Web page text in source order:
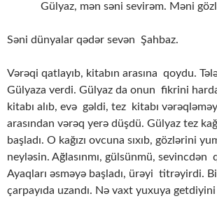
Gülyaz, mən səni sevirəm. Məni
Səni dünyalar qədər sevən Şahbaz.
Vərəqi qatlayıb, kitabın arasına qoydu.
Gülyaza verdi. Gülyaz da onun fikrini
kitabı alıb, evə gəldi, tez kitabı
arasından vərəq yerə düşdü. Gülyaz tez
başladı. O kağızı ovcuna sıxıb, gözlərini
neyləsin. Ağlasınmı, gülsünmü, sevincdən
Ayaqları əsməyə başladı, ürəyi titrəyirdi.
çarpayıda uzandı. Nə vaxt yuxuya